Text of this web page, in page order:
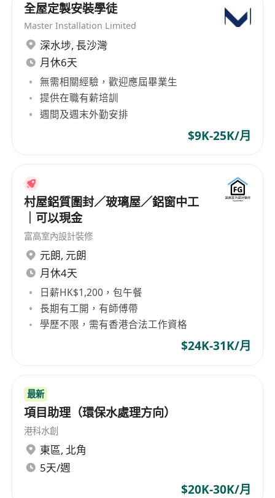
維修，確保設備的穩定性和安全性
使用焊接工具，進行必要的電氣元件維修或更換
要求:
機電類或相關專業畢業優先
能夠看懂簡單的電路圖，快速定位並處理常規電
路故障
熟悉PLC（可程式設計邏輯控制器）的基本原理
更換
每星期工作5天
銀行假期，醫療保險，年終雙薪+花紅，加班津貼
全屋定製安裝學徒
Master Installation Limited
深水埗, 長沙灣
月休6天
無需相關經驗，歡迎應屆畢業生
提供在職有薪培訓
週間及週末外勤安排
$9K-25K/月
村屋鋁質圍封／玻璃屋／鋁窗中工
｜可以現金
富高室內設計裝修
元朗, 元朗
月休4天
日薪HK$1,200，包午餐
長期有工開，有師傅帶
學歷不限，需有香港合法工作資格
$24K-31K/月
最新
項目助理（環保水處理方向）
港科水創
東區, 北角
5天/週
$20K-30K/月